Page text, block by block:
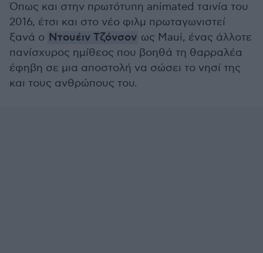
Όπως και στην πρωτότυπη animated ταινία του
2016, έτσι και στο νέο φιλμ πρωταγωνιστεί
ξανά ο Ντουέιν Τζόνσον ως Maui, ένας άλλοτε
πανίσχυρος ημίθεος που βοηθά τη θαρραλέα
έφηβη σε μια αποστολή να σώσει το νησί της
και τους ανθρώπους του.